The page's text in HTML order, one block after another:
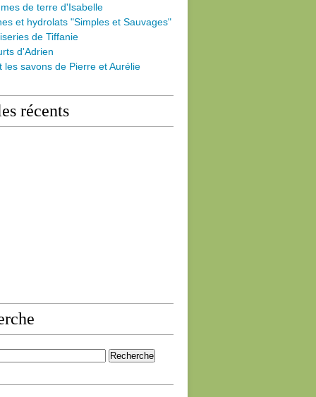
de terre d'Isabelle
et hydrolats "Simples et Sauvages"
de Tiffanie
d'Adrien
les savons de Pierre et Aurélie
récents